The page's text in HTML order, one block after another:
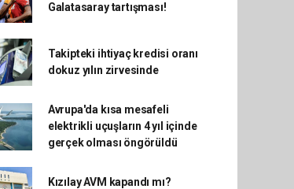
Galatasaray tartışması!
Takipteki ihtiyaç kredisi oranı
dokuz yılın zirvesinde
Avrupa'da kısa mesafeli
elektrikli uçuşların 4 yıl içinde
gerçek olması öngörüldü
Kızılay AVM kapandı mı?